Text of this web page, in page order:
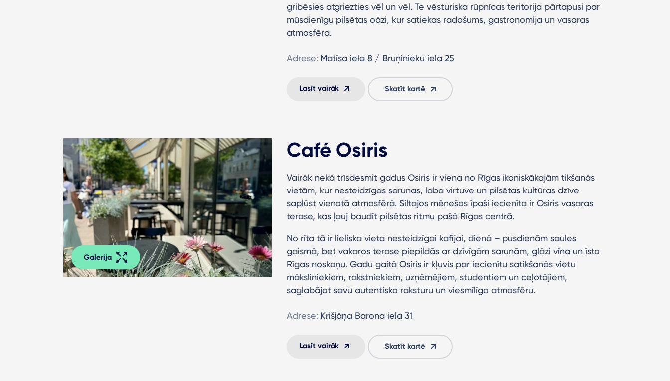
gribēsies atgriezties vēl un vēl. Te vēsturiska rūpnīcas teritorija pārtapusi par
mūsdienīgu pilsētas oāzi, kur satiekas radošums, gastronomija un vasaras
atmosfēra.
Adrese: Matīsa iela 8 / Bruņinieku iela 25
Lasīt vairāk Skatīt kartē
Galerija
Café Osiris
Vairāk nekā trīsdesmit gadus Osiris ir viena no Rīgas ikoniskākajām tikšanās
vietām, kur nesteidzīgas sarunas, laba virtuve un pilsētas kultūras dzīve
saplūst vienotā atmosfērā. Siltajos mēnešos īpaši iecienīta ir Osiris vasaras
terase, kas ļauj baudīt pilsētas ritmu pašā Rīgas centrā.
No rīta tā ir lieliska vieta nesteidzīgai kafijai, dienā – pusdienām saules
gaismā, bet vakaros terase piepildās ar dzīvīgām sarunām, glāzi vīna un īsto
Rīgas noskaņu. Gadu gaitā Osiris ir kļuvis par iecienītu satikšanās vietu
māksliniekiem, rakstniekiem, uzņēmējiem, studentiem un ceļotājiem,
saglabājot savu autentisko raksturu un viesmīlīgo atmosfēru.
Adrese: Krišjāņa Barona iela 31
Lasīt vairāk Skatīt kartē